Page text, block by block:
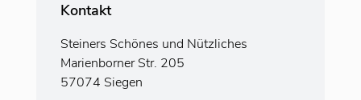
Kontakt
Steiners Schönes und Nützliches
Marienborner Str. 205
57074 Siegen